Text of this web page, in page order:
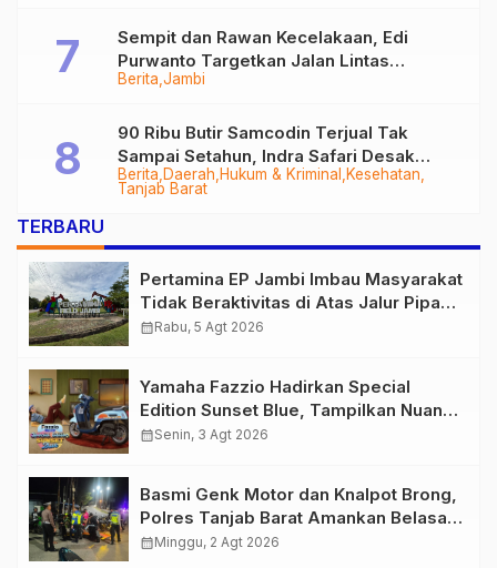
Berita Jambi
Sempit dan Rawan Kecelakaan, Edi
Purwanto Targetkan Jalan Lintas
Tungkal-Jambi Mulus di 2028
Berita Daerah Hukum & Kriminal
Kesehatan
Tanjab Barat
90 Ribu Butir Samcodin Terjual Tak
Sampai Setahun, Indra Safari Desak
Audit Menyeluruh
TERBARU
Pertamina EP Jambi Imbau Masyarakat
Tidak Beraktivitas di Atas Jalur Pipa
Migas Demi Keselamatan Bersama
calendar_monthRabu, 5 Agt 2026
Yamaha Fazzio Hadirkan Special
Edition Sunset Blue, Tampilkan Nuansa
Retro Summer yang Semakin Skena
calendar_monthSenin, 3 Agt 2026
Basmi Genk Motor dan Knalpot Brong,
Polres Tanjab Barat Amankan Belasan
Kendaraan
calendar_monthMinggu, 2 Agt 2026